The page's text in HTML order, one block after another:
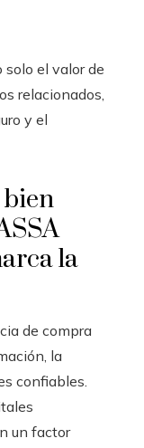
el valor de
relacionados,
y el
la
de compra
la
confiables.
un factor